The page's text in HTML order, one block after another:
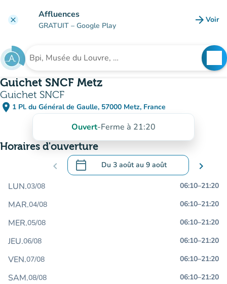
clear Affluences
GRATUIT – Google Play arrow_forward Voir
Rechercher un établissement
Guichet SNCF Metz
Guichet SNCF
place 1 Pl. du Général de Gaulle, 57000 Metz, France
(ouvrir dans Google Maps)
(nouvel onglet)
Ouvert-Ferme à 21:20
Horaires d'ouverture
chevron_left calendar_today Du 3 aoûtau 9 août
.Ouvrir le calendrier pour changer de
chevron_right
LUN.03/08 06:10–21:20
MAR.04/08 06:10–21:20
MER.05/08 06:10–21:20
JEU.06/08 06:10–21:20
VEN.07/08 06:10–21:20
SAM.08/08 06:10–21:20